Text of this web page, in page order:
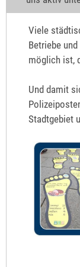
Viele
Betriebe
möglich ist,
Und damit
Stadtgebiet